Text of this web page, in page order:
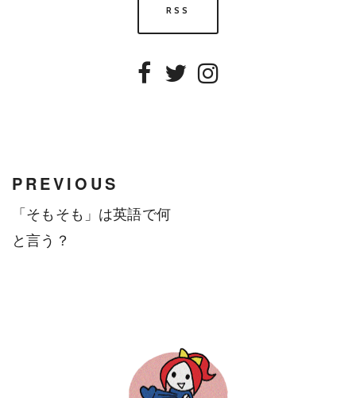
RSS
Facebook
TwitterInstagram
PREVIOUS
「そもそも」は英語で何
と言う？